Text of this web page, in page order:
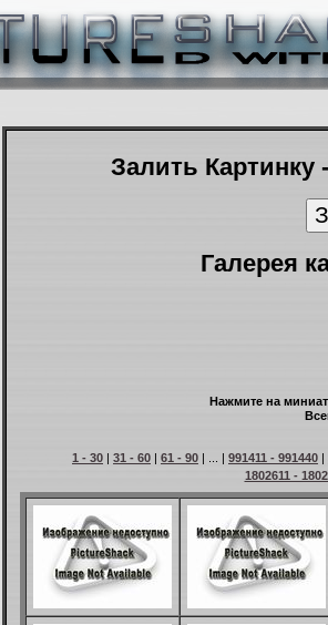
Залить Картинку
Галерея
Нажмите на
1 - 30 | 31 - 60 | 61 - 90 | ... | 991411 - 991440 |
1802611 -